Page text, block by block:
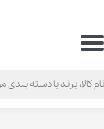
حساب کاربری من